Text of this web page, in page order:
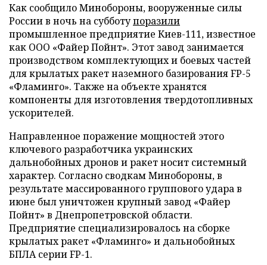
Как сообщило Минобороны, вооруженные силы
России в ночь на субботупоразили
промышленное предприятие Киев-111, известное
как ООО «Файер Пойнт». Этот завод занимается
производством комплектующих и боевых частей
для крылатых ракет наземного базирования FP-5
«Фламинго». Также на объекте хранятся
компоненты для изготовления твердотопливных
ускорителей.
Направленное поражение мощностей этого
ключевого разработчика украинских
дальнобойных дронов и ракет носит системный
характер. Согласно сводкам Минобороны, в
результате массированного группового удара в
июне был уничтожен крупный завод «Файер
Пойнт» в Днепропетровской области.
Предприятие специализировалось на сборке
крылатых ракет «Фламинго» и дальнобойных
БПЛА серии FP-1.